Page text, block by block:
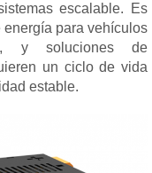
escalable. Es
para vehículos
y soluciones de
un ciclo de vida
estable.